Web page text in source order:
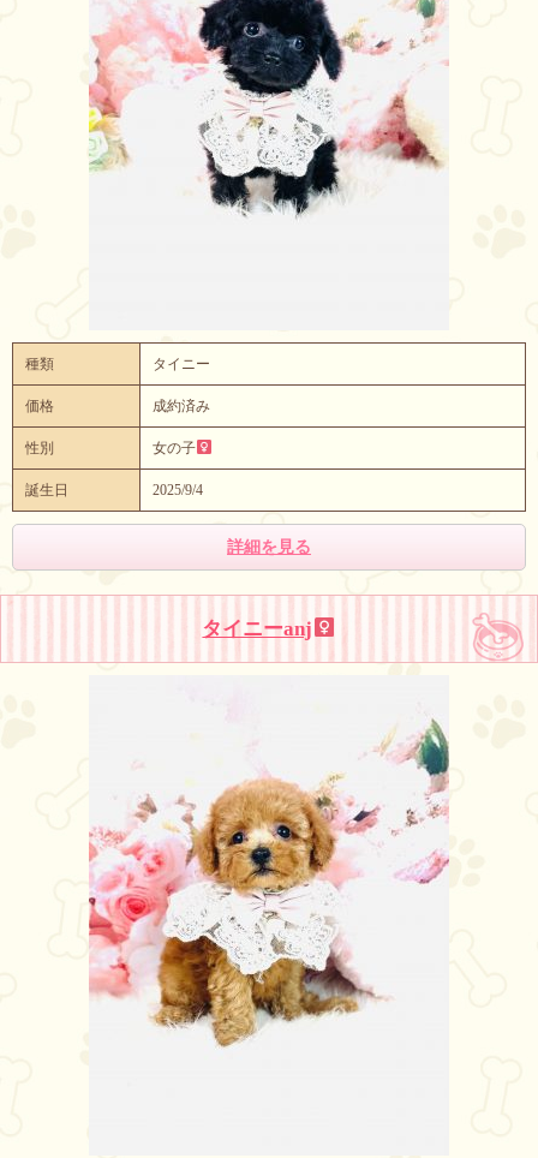
種類 タイニー
価格 成約済み
性別 女の子
誕生日 2025/9/4
詳細を見る
タイニーanj